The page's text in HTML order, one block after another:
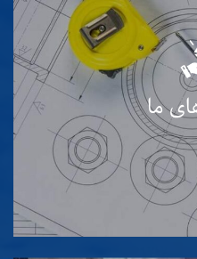
قانونی و سایر
سازمان که به عنوان
شرکت محسوب می شوند
که با درک کامل
طرف های ذینفع در
تلاش نمایند
ما